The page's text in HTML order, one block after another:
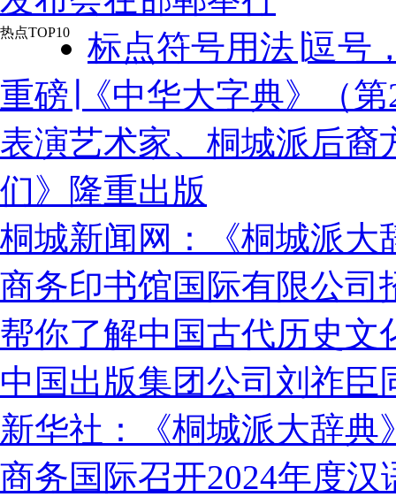
热点TOP10
标点符号用法∣逗号
重磅∣《中华大字典》（
表演艺术家、桐城派后裔
们》隆重出版
桐城新闻网：《桐城派大
商务印书馆国际有限公司
帮你了解中国古代历史文
中国出版集团公司刘祚
新华社：《桐城派大辞典
商务国际召开2024年度